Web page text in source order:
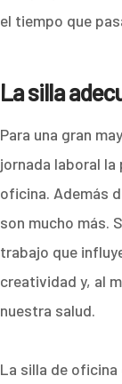
el tiempo que
La silla
Para una gran
jornada laboral la
oficina. Además
son mucho más.
trabajo que
creatividad y, al
nuestra salud.
La silla de